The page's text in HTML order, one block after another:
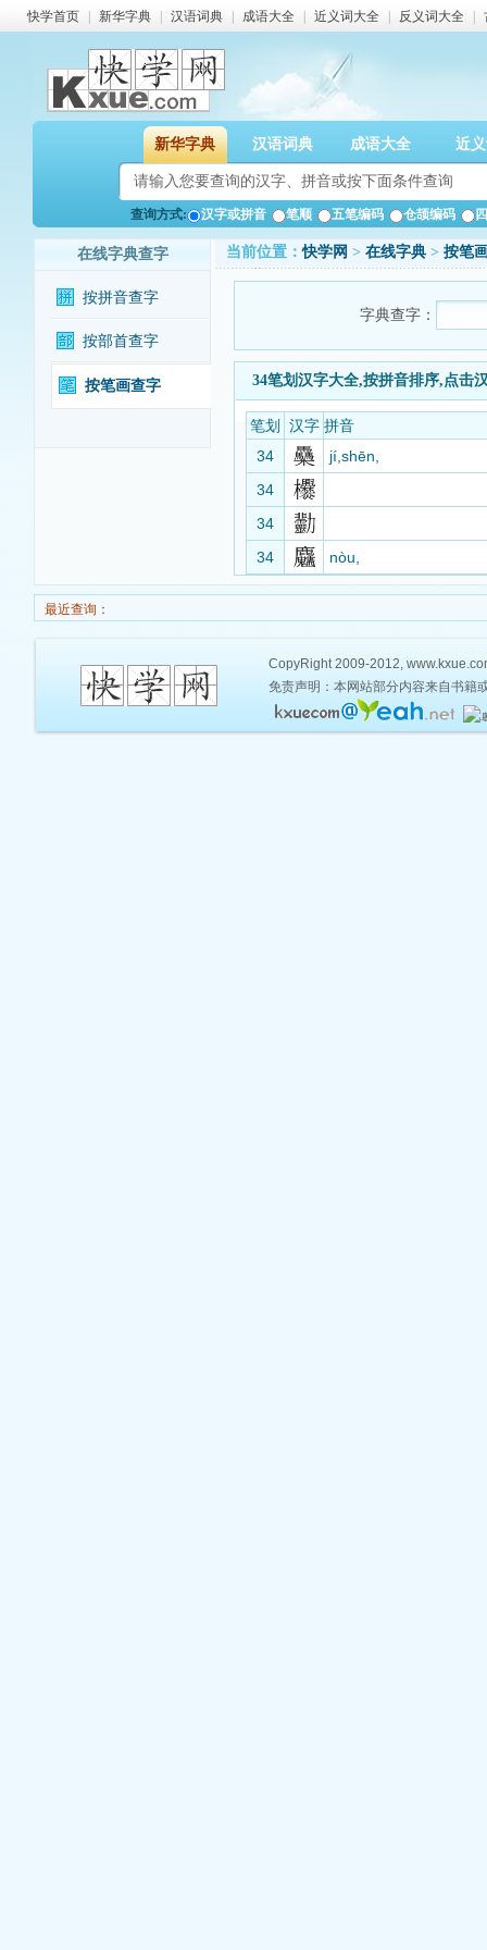
快学首页 新华字典 汉语词典 成语大全 近义词大全 反义词大全
新华字典 汉语词典 成语大全 近
查询方式: 汉字或拼音 笔顺 五笔编码 仓颉编码
在线字典查字
按拼音查字
按部首查字
按笔画查字
当前位置：快学网 > 在线字典 > 按笔
字典查字：
34笔划汉字大全,按拼音排序,点击
笔划 汉字 拼音
34
jí,shēn,
34
34
34
nòu,
最近查询：
CopyRight 2009-2012,
免责声明：本网站部分内容来自书籍